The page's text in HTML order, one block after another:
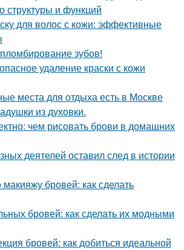
структуры и функций
для волос с кожи: эффективные
зубов!
удаление краски с кожи
места для отдыха есть в Москве
из духовки.
чем рисовать брови в домашних
деятелей оставил след в истории
бровей: как сделать
бровей: как сделать их модными
бровей: как добиться идеальной